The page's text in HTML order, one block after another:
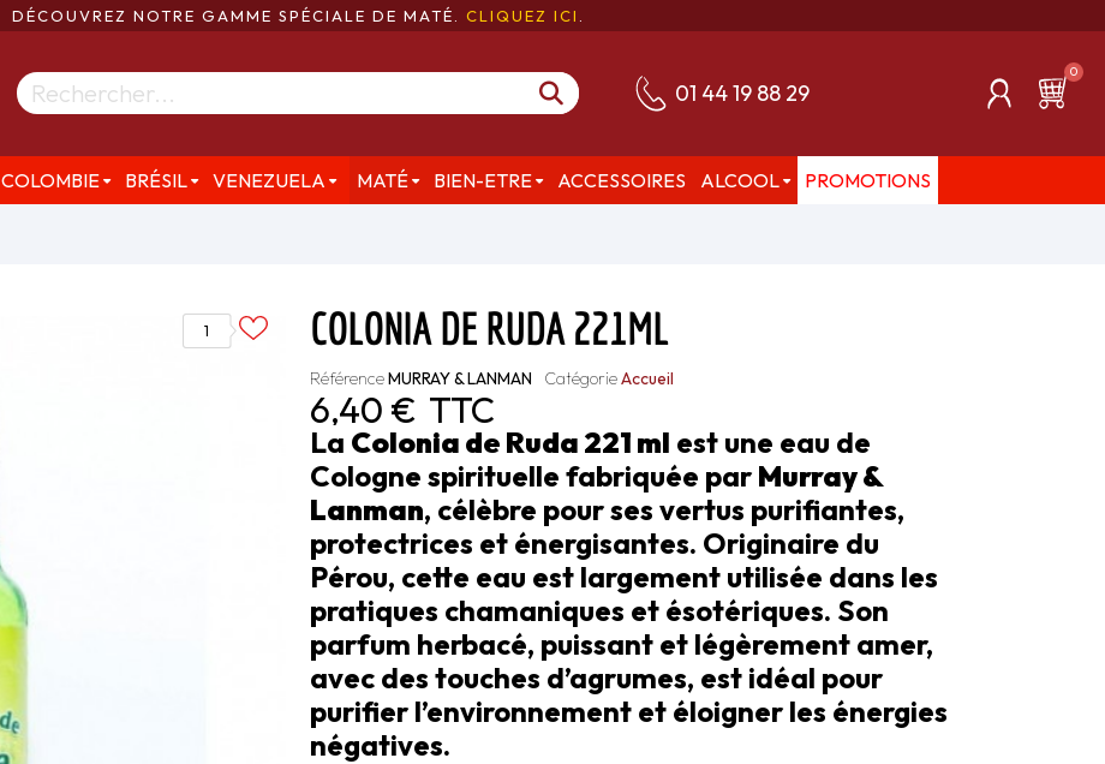
DÉCOUVREZ NOTRE GAMME SPÉCIALE DE MATÉ. CLIQUEZ ICI
01 44 19 88 29
COLOMBIE BRÉSIL VENEZUELA MATÉ BIEN-ETRE ACCESSOIRES ALCOOL PROMOTIONS
1 COLONIA DE RUDA 221ML
RéférenceMURRAY & LANMAN CatégorieAccueil
6,40 € TTC
La Colonia de Ruda 221 ml est une eau de
Cologne spirituelle fabriquée par Murray &
Lanman, célèbre pour ses vertus purifiantes,
protectrices et énergisantes. Originaire du
Pérou, cette eau est largement utilisée dans les
pratiques chamaniques et ésotériques. Son
parfum herbacé, puissant et légèrement amer,
avec des touches d’agrumes, est idéal pour
purifier l’environnement et éloigner les énergies
négatives.